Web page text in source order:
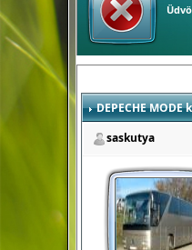
DEPECHE MODE
saskutya